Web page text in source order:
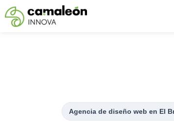
Saltar
Agencia de diseño web en El